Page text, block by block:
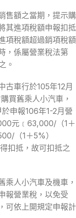
售額之當期，提示購
其進項稅額申報扣抵
項稅額超過銷項稅額
，係屬營業稅法第
。
古車行於105年12月
買舊乘人小汽車，
申報106年1-2月營
元﹝63,000/（1＋
（1＋5%）
扣抵，故可扣抵之
乘人小汽車及機車，
報營業稅，以免受
可依上開規定申報計